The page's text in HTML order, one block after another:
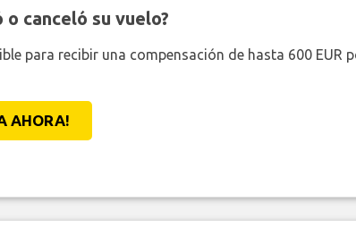
o canceló su vuelo?
para recibir una compensación de hasta 600 EUR
AHORA!